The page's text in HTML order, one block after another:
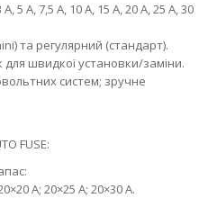
5 А, 7,5 А, 10 А, 15 А, 20 А, 25 А, 30
та регулярний (стандарт).
для швидкої установки/заміни.
систем; зручне
FUSE:
А; 20×25 А; 20×30 А.